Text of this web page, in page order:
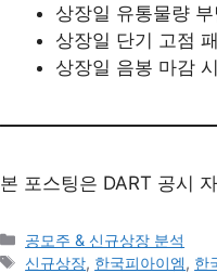
상장일 유통물량
상장일 단기 고점
상장일 음봉 마감
본 포스팅은 DART 공시
Categories
공모주 & 신규상장 분석
Tags
신규상장, 한국피아이엠, 한